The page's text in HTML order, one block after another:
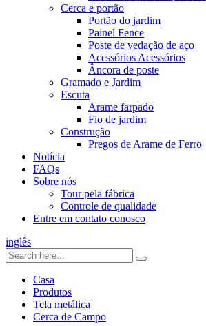
Cerca e portão
Portão do jardim
Painel Fence
Poste de vedação de aço
Acessórios Acessórios
Âncora de poste
Gramado e Jardim
Escuta
Arame farpado
Fio de jardim
Construção
Pregos de Arame de Ferro
Notícia
FAQs
Sobre nós
Tour pela fábrica
Controle de qualidade
Entre em contato conosco
inglês
Casa
Produtos
Tela metálica
Cerca de Campo